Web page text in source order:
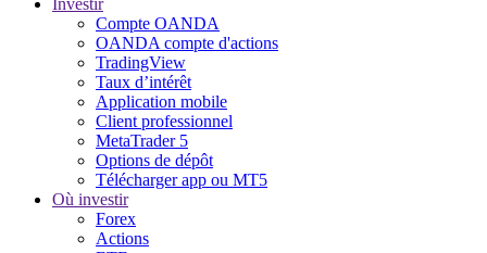
Compte OANDA
OANDA compte d'actions
TradingView
Taux d’intérêt
Application mobile
Client professionnel
MetaTrader 5
Options de dépôt
Télécharger app ou MT5
Où investir
Forex
Actions